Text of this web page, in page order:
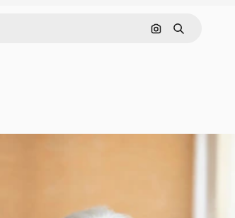
Nach Bild suchen
Suchen